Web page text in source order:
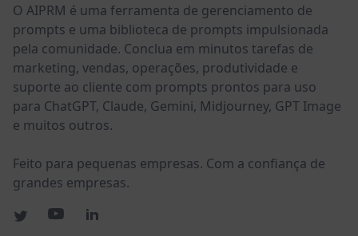
O AIPRM é uma ferramenta de gerenciamento de
prompts e uma biblioteca de prompts impulsionada
pela comunidade. Conclua em minutos tarefas de
marketing, vendas, operações, produtividade e
suporte ao cliente com prompts prontos para uso
para ChatGPT, Claude, Gemini, Midjourney, GPT Image
e muitos outros.
Feito para pequenas empresas. Com a confiança de
grandes empresas.